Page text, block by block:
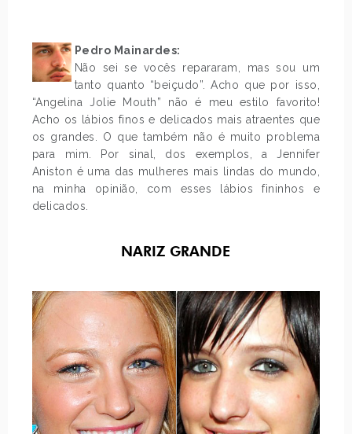
Pedro Mainardes:
Não sei se vocês repararam, mas sou um
tanto quanto “beiçudo”. Acho que por isso,
“Angelina Jolie Mouth” não é meu estilo favorito!
Acho os lábios finos e delicados mais atraentes que
os grandes. O que também não é muito problema
para mim. Por sinal, dos exemplos, a Jennifer
Aniston é uma das mulheres mais lindas do mundo,
na minha opinião, com esses lábios fininhos e
delicados.
NARIZ GRANDE